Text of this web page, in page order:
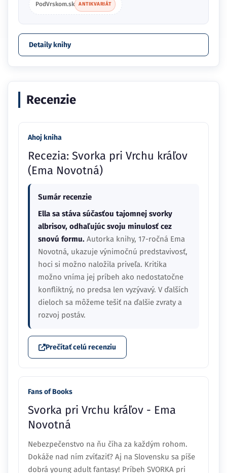
PodVrskom.sk ANTIKVARIÁT
Detaily knihy
Recenzie
Ahoj kniha
Recezia: Svorka pri Vrchu kráľov
(Ema Novotná)
Sumár recenzie
Ella sa stáva súčasťou tajomnej svorky
albrisov, odhaľujúc svoju minulosť cez
snovú formu. Autorka knihy, 17-ročná Ema
Novotná, ukazuje výnimočnú predstavivosť,
hoci si možno naložila priveľa. Kritika
možno vníma jej príbeh ako nedostatočne
konfliktný, no predsa len vyzývavý. V ďalších
dieloch sa môžeme tešiť na ďalšie zvraty a
rozvoj postáv.
Prečítať celú recenziu
Fans of Books
Svorka pri Vrchu kráľov - Ema
Novotná
Nebezpečenstvo na ňu číha za každým rohom.
Dokáže nad ním zvíťaziť? Aj na Slovensku sa píše
dobrá young adult fantasy! Príbeh SVORKA pri